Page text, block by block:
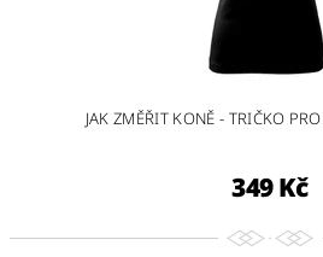
JAK ZMĚŘIT KONĚ - TRIČKO
349 Kč